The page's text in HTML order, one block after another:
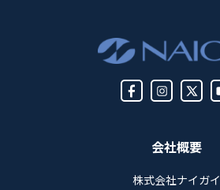
会社概要
株式会社ナイガイ